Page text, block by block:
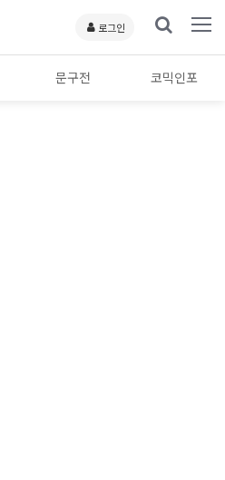
로그인
문구전 코믹인포